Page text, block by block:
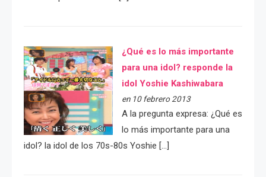
¿Qué es lo más importante
para una idol? responde la
idol Yoshie Kashiwabara
en 10 febrero 2013
A la pregunta expresa: ¿Qué es
lo más importante para una
idol? la idol de los 70s-80s Yoshie […]